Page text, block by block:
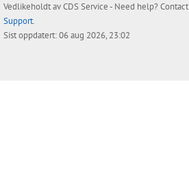
Vedlikeholdt avCDS Service- Need help? Contact
Support.
Sist oppdatert: 06 aug 2026, 23:02